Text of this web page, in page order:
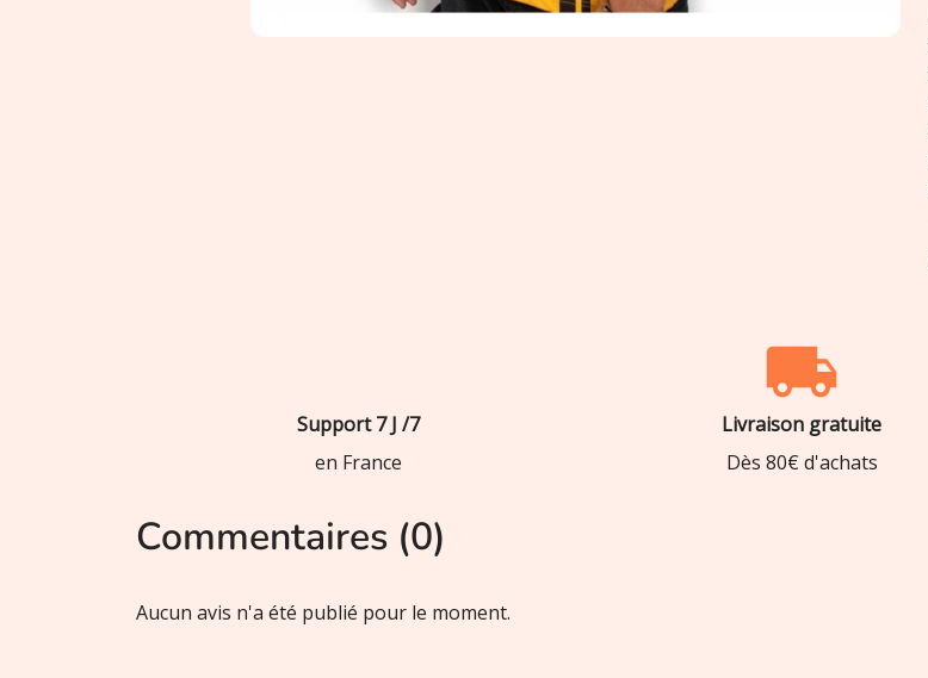
Support 7 J /7
en France
Livraison gratuite
Dès 80€ d'achats
Commentaires (0)
Aucun avis n'a été publié pour le moment.